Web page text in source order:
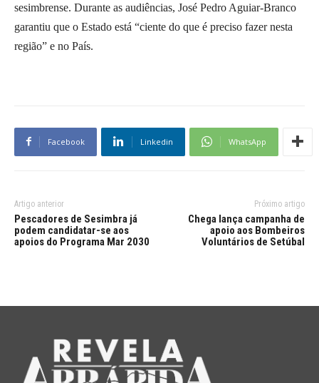
sesimbrense. Durante as audiências, José Pedro Aguiar-Branco
garantiu que o Estado está “ciente do que é preciso fazer nesta
região” e no País.
Facebook Linkedin WhatsApp
Artigo anterior
Pescadores de Sesimbra já
podem candidatar-se aos
apoios do Programa Mar 2030
Próximo artigo
Chega lança campanha de
apoio aos Bombeiros
Voluntários de Setúbal